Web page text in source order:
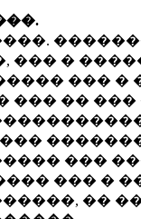
��� �
��� �
��� ��
���
��� �
��